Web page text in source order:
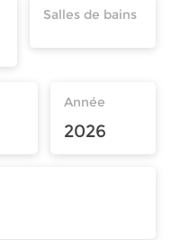
Salles de bains
Année
2026